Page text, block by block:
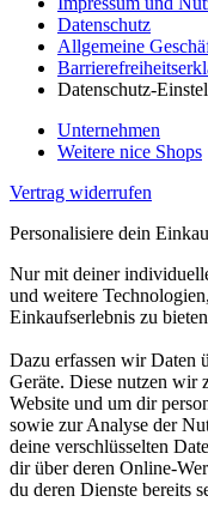
Datenschutz
Allgemeine
Datenschutz-
Unternehmen
Weitere nice Shops
Vertrag widerrufen
Personalisiere dein
Nur mit deiner
und weitere
Einkaufserlebnis zu
Dazu erfassen wir Daten
Geräte. Diese nutzen wir
Website und um dir
sowie zur Analyse der
deine verschlüsselten
dir über deren Online-
du deren Dienste bereits